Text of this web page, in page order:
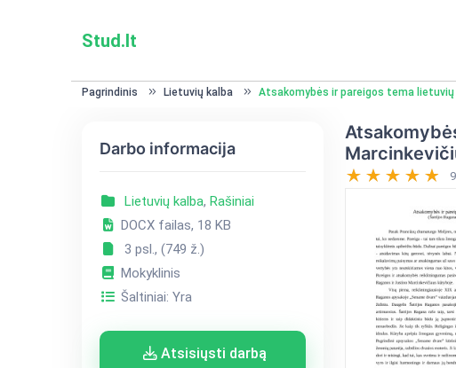
Stud.lt
Pagrindinis Lietuvių kalba Atsakomybės ir pareigos tema
Darbo informacija
Lietuvių kalba, Rašiniai
DOCX failas, 18 KB
3 psl., (749 ž.)
Mokyklinis
Šaltiniai: Yra
Atsisiųsti darbą